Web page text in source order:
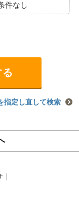
件なし
指定し直して検索